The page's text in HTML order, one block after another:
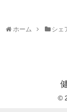
ホーム シェ
©